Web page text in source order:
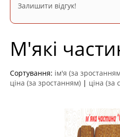
Залишити відгук!
М'які
Сортування: ім'я (за
ціна (за зростанням) | ціна (за